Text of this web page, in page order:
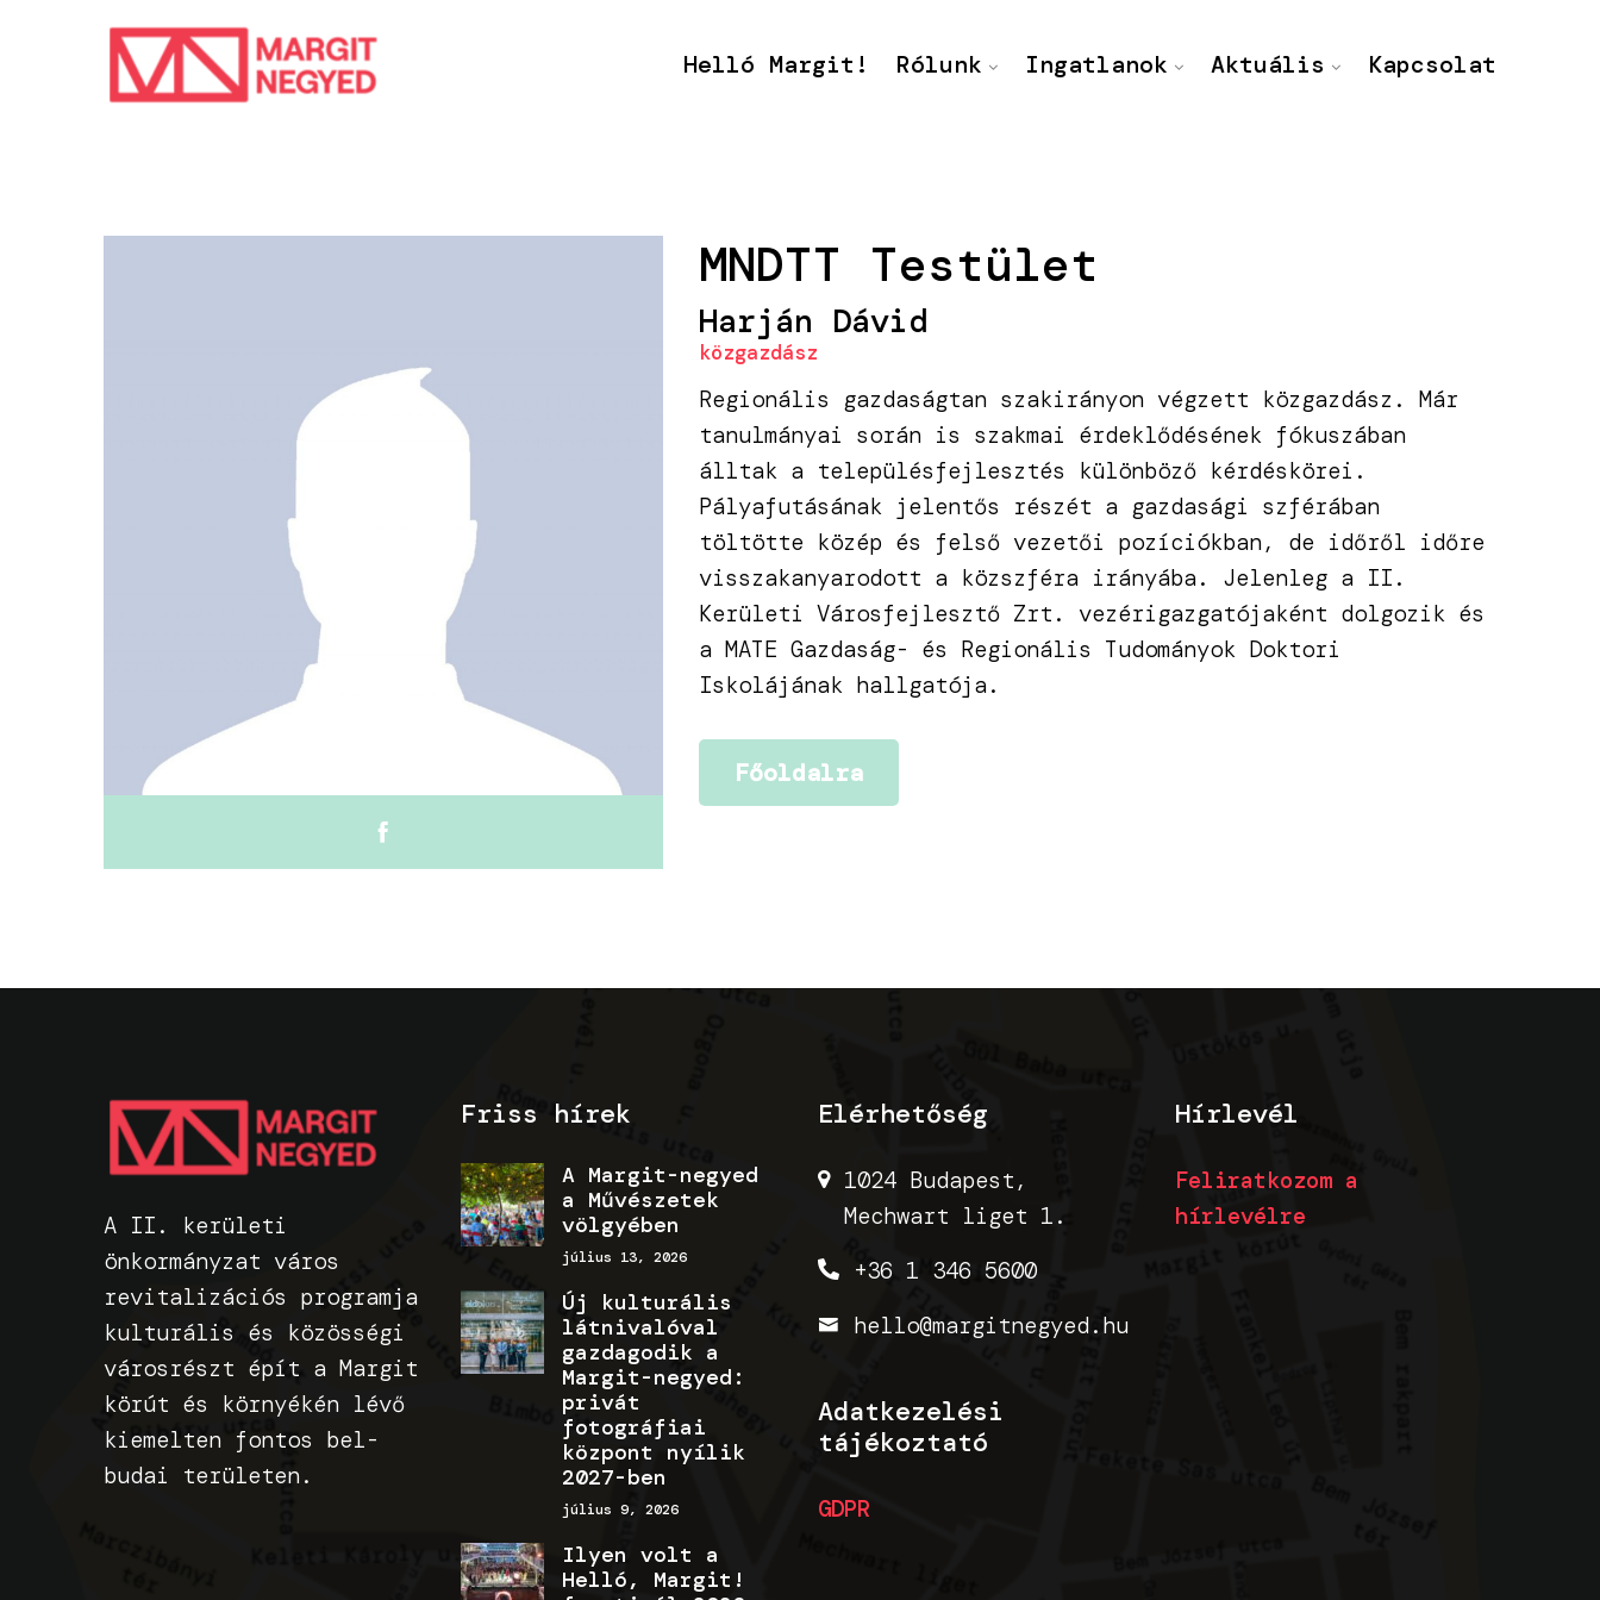
Helló Margit! Rólunk Ingatlanok Aktuális Kapcsolat
MNDTT Testület
Harján Dávid
közgazdász
Regionális gazdaságtan szakirányon végzett közgazdász. Már
tanulmányai során is szakmai érdeklődésének fókuszában
álltak a településfejlesztés különböző kérdéskörei.
Pályafutásának jelentős részét a gazdasági szférában
töltötte közép és felső vezetői pozíciókban, de időről időre
visszakanyarodott a közszféra irányába. Jelenleg a II.
Kerületi Városfejlesztő Zrt. vezérigazgatójaként dolgozik és
a MATE Gazdaság- és Regionális Tudományok Doktori
Iskolájának hallgatója.
Főoldalra
A II. kerületi
önkormányzat város
revitalizációs programja
kulturális és közösségi
városrészt épít a Margit
körút és környékén lévő
kiemelten fontos bel-
budai területen.
Friss hírek
A Margit-negyed
a Művészetek
völgyében
július 13, 2026
Új kulturális
látnivalóval
gazdagodik a
Margit-negyed:
privát
fotográfiai
központ nyílik
2027-ben
július 9, 2026
Ilyen volt a
Helló, Margit!
Elérhetőség
1024 Budapest,
Mechwart liget 1.
+36 1 346 5600
hello@margitnegyed.hu
Adatkezelési
tájékoztató
GDPR
Hírlevél
Feliratkozom a
hírlevélre